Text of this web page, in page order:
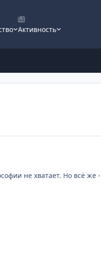
Активность
не хватает. Но всё же